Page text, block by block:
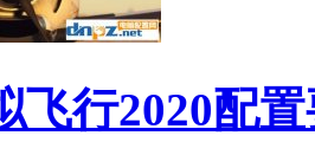
飞行2020配